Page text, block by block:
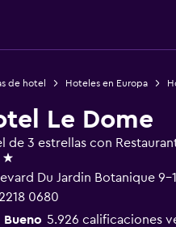
de hotel Hoteles en Europa
Le Dome
de 3 estrellas con
Du Jardin Botanique 9-
0680
Bueno 5.926 calificaciones